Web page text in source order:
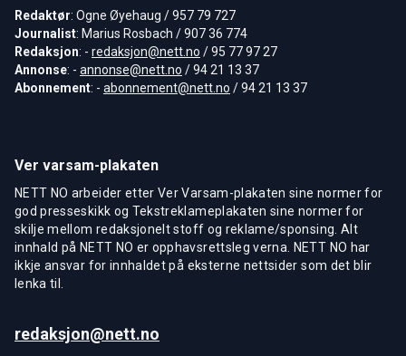
Redaktør: Ogne Øyehaug / 957 79 727
Journalist: Marius Rosbach / 907 36 774
Redaksjon: - redaksjon@nett.no / 95 77 97 27
Annonse: - annonse@nett.no / 94 21 13 37
Abonnement: - abonnement@nett.no / 94 21 13 37
Ver varsam-plakaten
NETT NO arbeider etter Ver Varsam-plakaten sine normer for
god presseskikk og Tekstreklameplakaten sine normer for
skilje mellom redaksjonelt stoff og reklame/sponsing. Alt
innhald på NETT NO er opphavsrettsleg verna. NETT NO har
ikkje ansvar for innhaldet på eksterne nettsider som det blir
lenka til.
redaksjon@nett.no